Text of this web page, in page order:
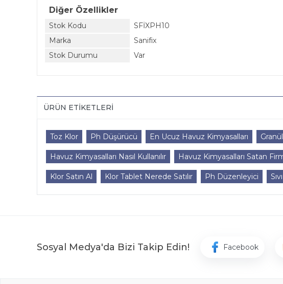
Diğer Özellikler
Stok Kodu
SFİXPH10
Marka
Sanifix
Stok Durumu
Var
ÜRÜN ETIKETLERI
Toz Klor Ph Düşürücü En Ucuz Havuz Kimyasalları
Havuz Kimyasalları Nasıl Kullanılır Havuz Kimyasalları Satan
Klor Satın Al Klor Tablet Nerede Satılır Ph Düzenleyici
Sosyal Medya'da Bizi Takip Edin! Facebook